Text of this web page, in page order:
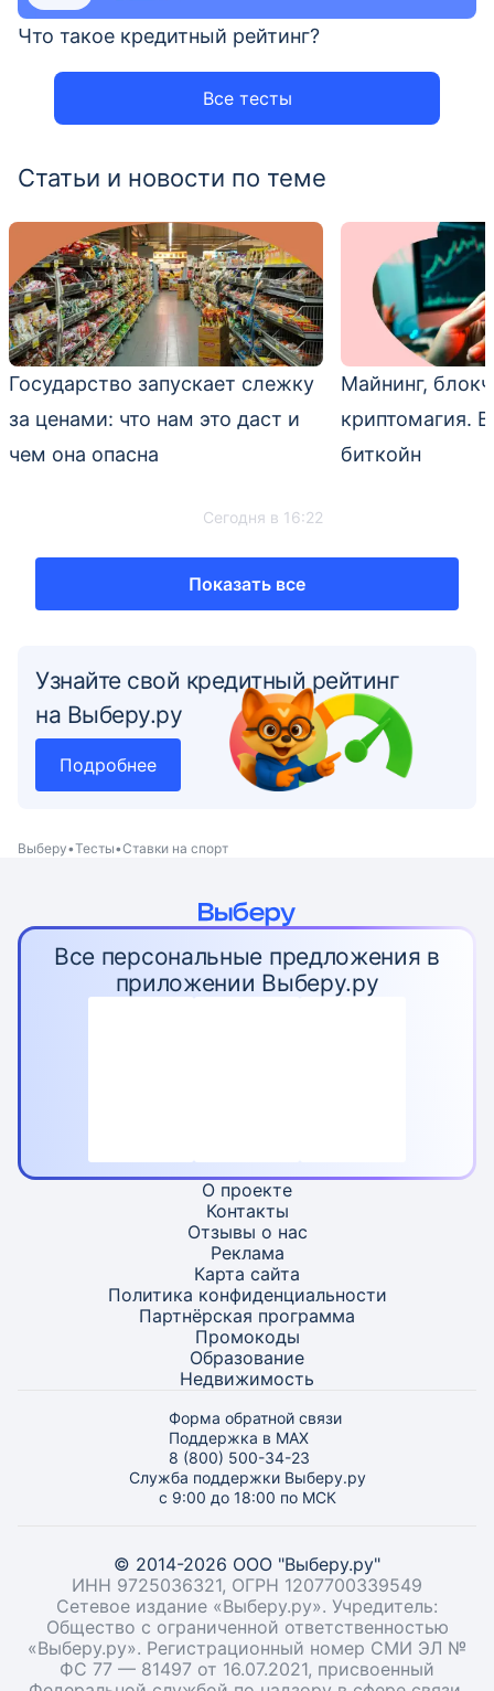
Все тесты
Что такое кредитный рейтинг?
Статьи и новости по теме
Государство запускает слежку
за ценами: что нам это даст и
чем она опасна
Сегодня в 16:22
Майнинг,
криптомагия.
биткойн
Показать все
Узнайте свой кредитный рейтинг
на Выберу.ру
Подробнее
Выберу Тесты Ставки на спорт
Все персональные предложения в
приложении Выберу.ру
О проекте
Контакты
Отзывы о нас
Реклама
Карта сайта
Политика конфиденциальности
Партнёрская программа
Промокоды
Образование
Недвижимость
Форма обратной связи
Поддержка в MAX
8 (800) 500-34-23
Служба поддержки Выберу.ру
с 9:00 до 18:00 по МСК
© 2014-2026 ООО "Выберу.ру"
ИНН 9725036321, ОГРН 1207700339549
Сетевое издание «Выберу.ру». Учредитель:
Общество с ограниченной ответственностью
«Выберу.ру». Регистрационный номер СМИ ЭЛ №
ФС 77 — 81497 от 16.07.2021, присвоенный